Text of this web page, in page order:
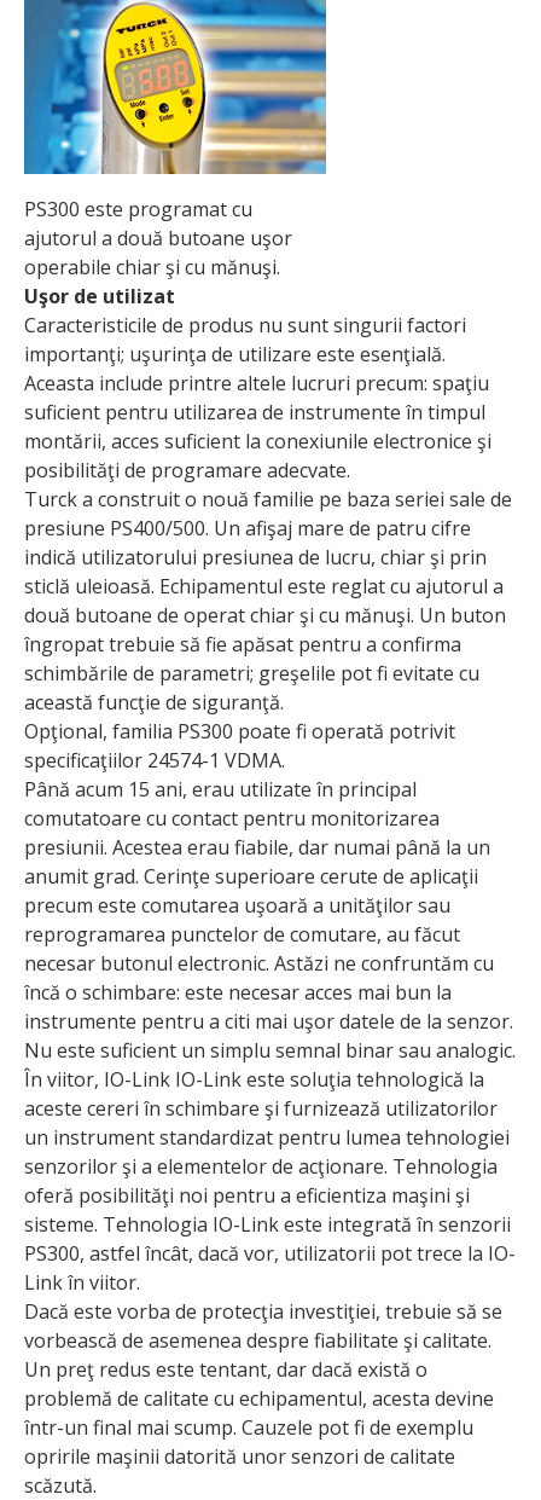
PS300 este programat cu
ajutorul a două butoane uşor
operabile chiar şi cu mănuşi.
Uşor de utilizat
Caracteristicile de produs nu sunt singurii factori
importanţi; uşurinţa de utilizare este esenţială.
Aceasta include printre altele lucruri precum: spaţiu
suficient pentru utilizarea de instrumente în timpul
montării, acces suficient la conexiunile electronice şi
posibilităţi de programare adecvate.
Turck a construit o nouă familie pe baza seriei sale de
presiune PS400/500. Un afişaj mare de patru cifre
indică utilizatorului presiunea de lucru, chiar şi prin
sticlă uleioasă. Echipamentul este reglat cu ajutorul a
două butoane de operat chiar şi cu mănuşi. Un buton
îngropat trebuie să fie apăsat pentru a confirma
schimbările de parametri; greşelile pot fi evitate cu
această funcţie de siguranţă.
Opţional, familia PS300 poate fi operată potrivit
specificaţiilor 24574-1 VDMA.
Până acum 15 ani, erau utilizate în principal
comutatoare cu contact pentru monitorizarea
presiunii. Acestea erau fiabile, dar numai până la un
anumit grad. Cerinţe superioare cerute de aplicaţii
precum este comutarea uşoară a unităţilor sau
reprogramarea punctelor de comutare, au făcut
necesar butonul electronic. Astăzi ne confruntăm cu
încă o schimbare: este necesar acces mai bun la
instrumente pentru a citi mai uşor datele de la senzor.
Nu este suficient un simplu semnal binar sau analogic.
În viitor, IO-Link IO-Link este soluţia tehnologică la
aceste cereri în schimbare şi furnizează utilizatorilor
un instrument standardizat pentru lumea tehnologiei
senzorilor şi a elementelor de acţionare. Tehnologia
oferă posibilităţi noi pentru a eficientiza maşini şi
sisteme. Tehnologia IO-Link este integrată în senzorii
PS300, astfel încât, dacă vor, utilizatorii pot trece la IO-
Link în viitor.
Dacă este vorba de protecţia investiţiei, trebuie să se
vorbească de asemenea despre fiabilitate şi calitate.
Un preţ redus este tentant, dar dacă există o
problemă de calitate cu echipamentul, acesta devine
într-un final mai scump. Cauzele pot fi de exemplu
opririle maşinii datorită unor senzori de calitate
scăzută.